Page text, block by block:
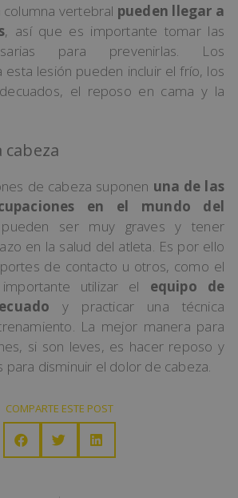
columna vertebral pueden llegar a
, así que es importante tomar las
para prevenirlas. Los
lesión pueden incluir el frío, los
el reposo en cama y la
cabeza
de cabeza suponen una de las
en el mundo del
ser muy graves y tener
en la salud del atleta. Es por ello
de contacto u otros, como el
utilizar el equipo de
y practicar una técnica
La mejor manera para
si son leves, es hacer reposo y
para disminuir el dolor de cabeza.
COMPARTE ESTE POST